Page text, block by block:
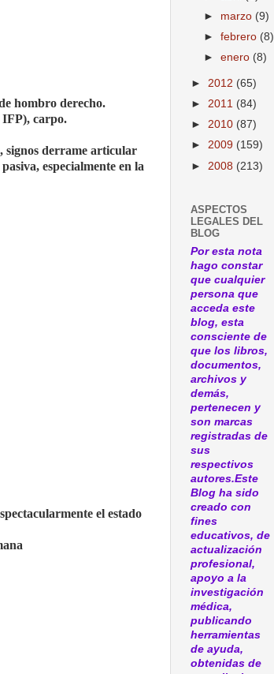
hombro derecho.
IFP), carpo.
signos derrame articular
especialmente en la
el estado
► marzo (9)
►febrero (8)
►enero (8)
► 2012 (65)
► 2011 (84)
► 2010 (87)
► 2009 (159)
► 2008 (213)
ASPECTOS
LEGALES DEL
BLOG
Por esta nota
hago constar
que cualquier
persona que
acceda este
blog, esta
consciente de
que los libros,
documentos,
archivos y
demás,
pertenecen y
son marcas
registradas de
sus
respectivos
autores.Este
Blog ha sido
creado con
fines
educativos, de
actualización
profesional,
apoyo a la
investigación
médica,
publicando
herramientas
de ayuda,
obtenidas de